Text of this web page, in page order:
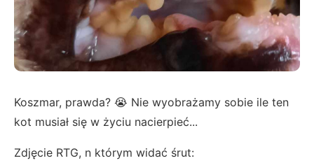
Koszmar, prawda? 😭 Nie wyobrażamy sobie ile ten
kot musiał się w życiu nacierpieć...
Zdjęcie RTG, n którym widać śrut: